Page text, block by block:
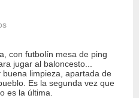
con futbolín mesa de ping
jugar al baloncesto...
limpieza, apartada de
Es la segunda vez que
es la última.